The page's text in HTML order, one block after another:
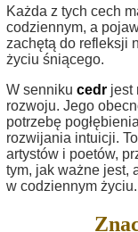
Każda z tych cech
codziennym, a
zachętą do refleksji
życiu śniącego.
W senniku cedr jest
rozwoju. Jego
potrzebę
rozwijania intuicji.
artystów i poetów,
tym, jak ważne jest,
w codziennym życiu.